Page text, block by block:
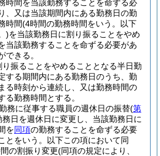
時間を当該勤務することを命ずる必
、又は当該期間内にある勤務日の勤
時間(4時間の勤務時間をいう。以下
)を当該勤務日に割り振ることをやめ
当該勤務することを命ずる必要があ
できる。
振ることをやめることとなる半日勤
する期間内にある勤務日のうち、勤
る時刻から連続し、又は勤務時間の
る勤務時間とする。
務に従事する職員の週休日の振替(第
日を週休日に変更し、当該勤務日に
を同項の勤務することを命ずる必要
とをいう。以下この項において同
の割振り変更(同項の規定により、